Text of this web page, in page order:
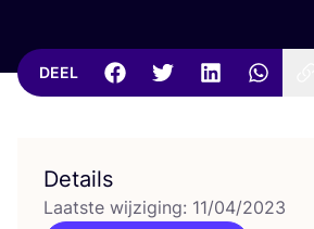
DEEL
Details
Laatste wijziging: 11/04/2023